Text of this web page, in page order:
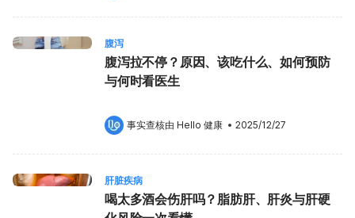
腹泻
腹泻拉不停？原因、该吃什么、如何预防
与何时看医生
事实查核由 Hello 健康 • 2025/12/27
肝脏疾病
喝太多酒会伤肝吗？脂肪肝、肝炎与肝硬